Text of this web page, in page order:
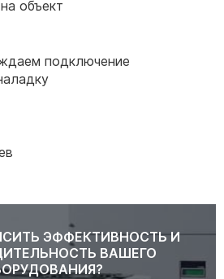
объект
подключение
ЭФФЕКТИВНОСТЬ И
ВАШЕГО